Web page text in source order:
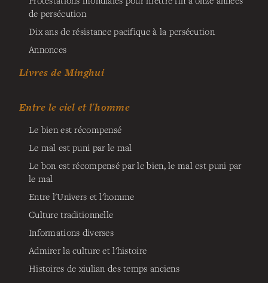
de persécution
Dix ans de résistance pacifique à la persécution
Annonces
Livres de Minghui
Entre le ciel et l'homme
Le bien est récompensé
Le mal est puni par le mal
Le bon est récompensé par le bien, le mal est puni par
le mal
Entre l'Univers et l'homme
Culture traditionnelle
Informations diverses
Admirer la culture et l'histoire
Histoires de xiulian des temps anciens